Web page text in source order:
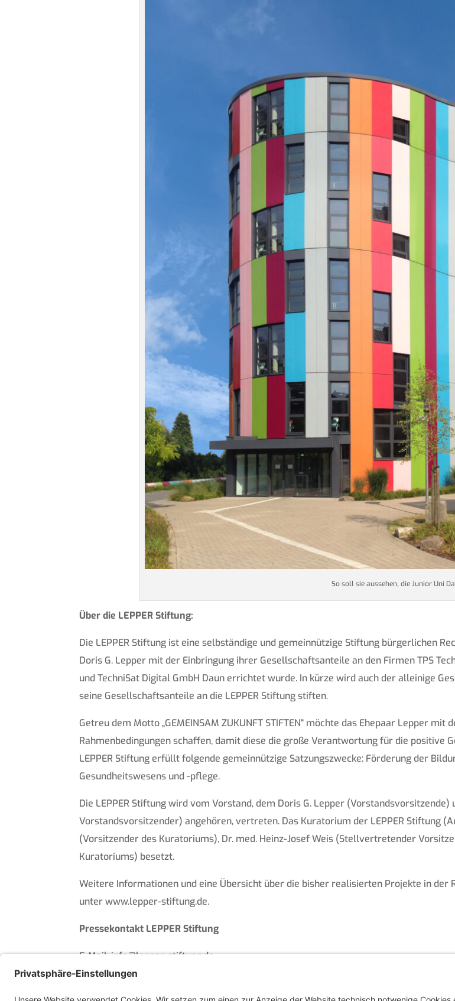
So soll sie aussehen, die Junior Uni
Über die LEPPER Stiftung:
Die LEPPER Stiftung ist eine selbständige und gemeinnützige Stiftung bürgerlichen
Doris G. Lepper mit der Einbringung ihrer Gesellschaftsanteile an den Firmen TPS
und TechniSat Digital GmbH Daun errichtet wurde. In kürze wird auch der alleinige
seine Gesellschaftsanteile an die LEPPER Stiftung stiften.
Getreu dem Motto „GEMEINSAM ZUKUNFT STIFTEN“ möchte das Ehepaar Lepper
Rahmenbedingungen schaffen, damit diese die große Verantwortung für die positive
LEPPER Stiftung erfüllt folgende gemeinnützige Satzungszwecke: Förderung der
Gesundheitswesens und -pflege.
Die LEPPER Stiftung wird vom Vorstand, dem Doris G. Lepper
Vorstandsvorsitzender) angehören, vertreten. Das Kuratorium der LEPPER Stiftung
(Vorsitzender des Kuratoriums), Dr. med. Heinz-Josef Weis (Stellvertretender
Kuratoriums) besetzt.
Weitere Informationen und eine Übersicht über die bisher realisierten Projekte in der
unter www.lepper-stiftung.de.
Pressekontakt LEPPER Stiftung
E-Mail: info@lepper-stiftung.de